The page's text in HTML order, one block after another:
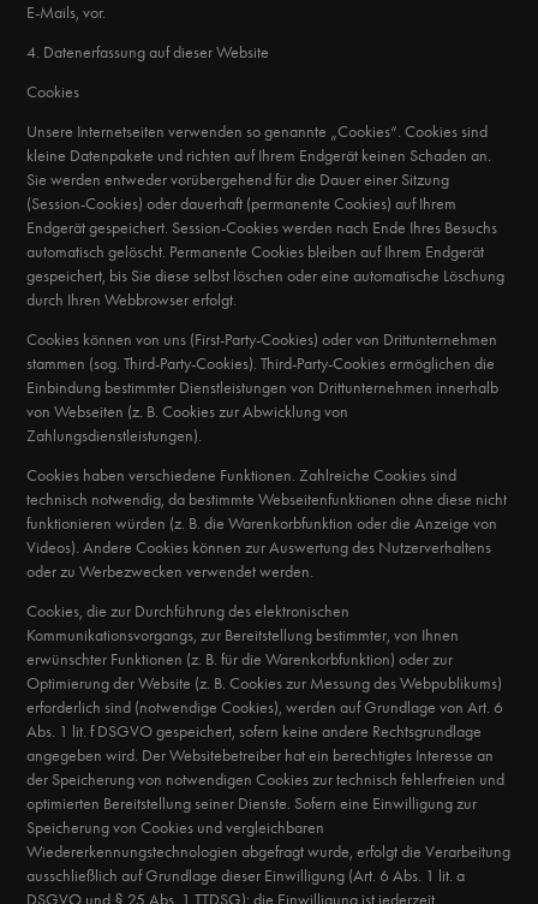
E-Mails, vor.
4. Datenerfassung auf dieser Website
Cookies
Unsere Internetseiten verwenden so genannte „Cookies“. Cookies sind
kleine Datenpakete und richten auf Ihrem Endgerät keinen Schaden an.
Sie werden entweder vorübergehend für die Dauer einer Sitzung
(Session-Cookies) oder dauerhaft (permanente Cookies) auf Ihrem
Endgerät gespeichert. Session-Cookies werden nach Ende Ihres Besuchs
automatisch gelöscht. Permanente Cookies bleiben auf Ihrem Endgerät
gespeichert, bis Sie diese selbst löschen oder eine automatische Löschung
durch Ihren Webbrowser erfolgt.
Cookies können von uns (First-Party-Cookies) oder von Drittunternehmen
stammen (sog. Third-Party-Cookies). Third-Party-Cookies ermöglichen die
Einbindung bestimmter Dienstleistungen von Drittunternehmen innerhalb
von Webseiten (z. B. Cookies zur Abwicklung von
Zahlungsdienstleistungen).
Cookies haben verschiedene Funktionen. Zahlreiche Cookies sind
technisch notwendig, da bestimmte Webseitenfunktionen ohne diese nicht
funktionieren würden (z. B. die Warenkorbfunktion oder die Anzeige von
Videos). Andere Cookies können zur Auswertung des Nutzerverhaltens
oder zu Werbezwecken verwendet werden.
Cookies, die zur Durchführung des elektronischen
Kommunikationsvorgangs, zur Bereitstellung bestimmter, von Ihnen
erwünschter Funktionen (z. B. für die Warenkorbfunktion) oder zur
Optimierung der Website (z. B. Cookies zur Messung des Webpublikums)
erforderlich sind (notwendige Cookies), werden auf Grundlage von Art. 6
Abs. 1 lit. f DSGVO gespeichert, sofern keine andere Rechtsgrundlage
angegeben wird. Der Websitebetreiber hat ein berechtigtes Interesse an
der Speicherung von notwendigen Cookies zur technisch fehlerfreien und
optimierten Bereitstellung seiner Dienste. Sofern eine Einwilligung zur
Speicherung von Cookies und vergleichbaren
Wiedererkennungstechnologien abgefragt wurde, erfolgt die Verarbeitung
ausschließlich auf Grundlage dieser Einwilligung (Art. 6 Abs. 1 lit. a
DSGVO und § 25 Abs. 1 TTDSG); die Einwilligung ist jederzeit